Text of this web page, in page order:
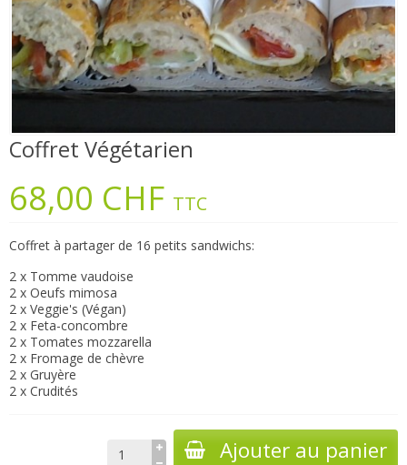
Coffret Végétarien
68,00 CHF TTC
Coffret à partager de 16 petits sandwichs:
2 x Tomme vaudoise
2 x Oeufs mimosa
2 x Veggie's (Végan)
2 x Feta-concombre
2 x Tomates mozzarella
2 x Fromage de chèvre
2 x Gruyère
2 x Crudités
Ajouter au panier